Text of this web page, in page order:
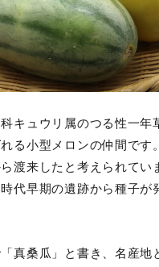
キュウリ属のつる性一年
る小型メロンの仲間です
渡来したと考えられてい
代早期の遺跡から種子が
真桑瓜」と書き、名産地